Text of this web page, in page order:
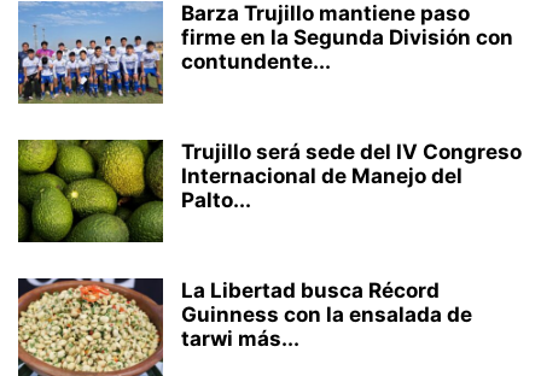
Barza Trujillo mantiene paso
firme en la Segunda División con
contundente...
Trujillo será sede del IV Congreso
Internacional de Manejo del
Palto...
La Libertad busca Récord
Guinness con la ensalada de
tarwi más...